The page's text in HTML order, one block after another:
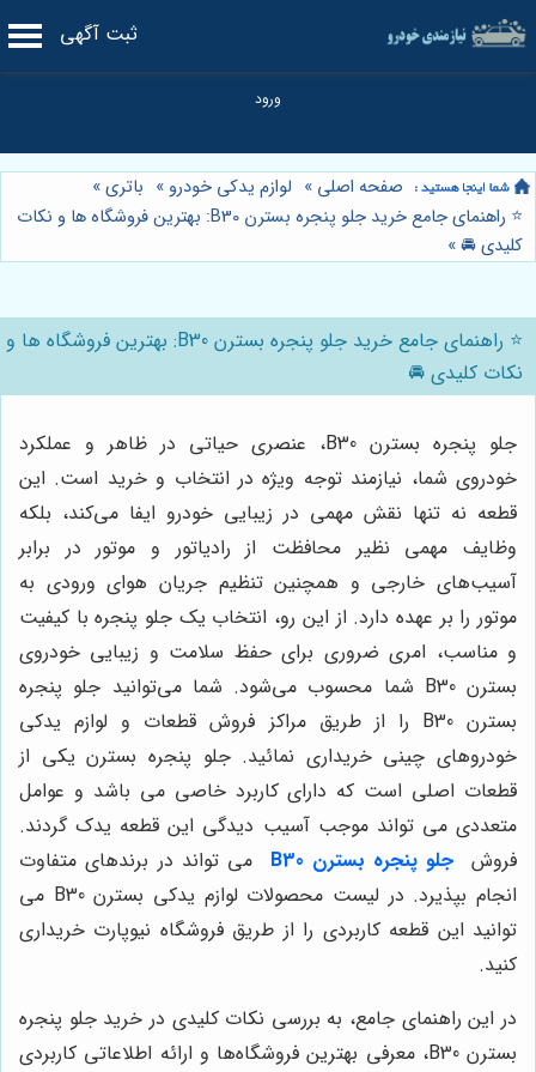
ثبت آگهی
صفحه اصلی » لوازم یدکی خودرو » باتری»
⭐️ راهنمای جامع خرید جلو پنجره بسترن B30: بهترین فروشگاه ها و نکات
کلیدی 🚘»
⭐️ راهنمای جامع خرید جلو پنجره بسترن B30: بهترین فروشگاه ها و
نکات کلیدی 🚘
جلو پنجره بسترن B30، عنصری حیاتی در ظاهر و عملکرد
خودروی شما، نیازمند توجه ویژه در انتخاب و خرید است. این
قطعه نه تنها نقش مهمی در زیبایی خودرو ایفا می‌کند، بلکه
وظایف مهمی نظیر محافظت از رادیاتور و موتور در برابر
آسیب‌های خارجی و همچنین تنظیم جریان هوای ورودی به
موتور را بر عهده دارد. از این رو، انتخاب یک جلو پنجره با کیفیت
و مناسب، امری ضروری برای حفظ سلامت و زیبایی خودروی
بسترن B30 شما محسوب می‌شود. شما می‌توانید جلو پنجره
بسترن B30
را از طریق مراکز فروش قطعات و لوازم یدکی
خودروهای چینی خریداری نمائید. جلو پنجره بسترن یکی از
قطعات اصلی است که دارای کاربرد خاصی می باشد و عوامل
متعددی می تواند موجب آسیب دیدگی این قطعه یدک گردند.
فروش جلو پنجره بسترن B30
می تواند در برندهای متفاوت
انجام بپذیرد. در لیست محصولات لوازم یدکی بسترن B30 می
توانید این قطعه کاربردی را از طریق فروشگاه نیوپارت خریداری
کنید.
در این راهنمای جامع، به بررسی نکات کلیدی در خرید جلو پنجره
بسترن B30، معرفی بهترین فروشگاه‌ها و ارائه اطلاعاتی کاربردی